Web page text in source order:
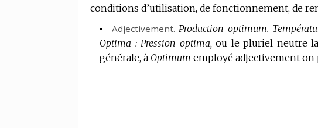
conditions d’utilisation, de fonctionnement, de
▪ Adjectivement. Production optimum.
Optima : Pression optima,ou le pluriel neutre
générale, à Optimum employé adjectivement on